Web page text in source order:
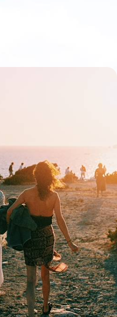
intimité
1
La Canée
Rethymnon
Mer Egée Marchés
Maheri
de Samaria
Gastronomie
Arkadi Aghios Nikolaos